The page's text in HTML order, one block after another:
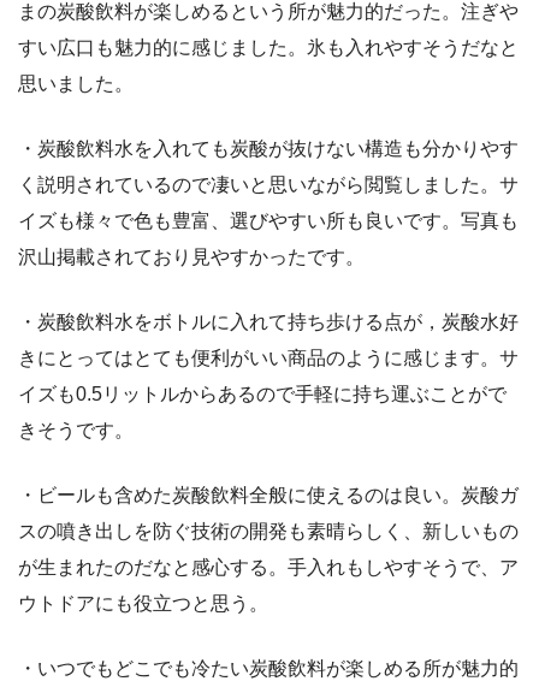
まの炭酸飲料が楽しめるという所が魅力的だった。注ぎや
すい広口も魅力的に感じました。氷も入れやすそうだなと
思いました。
・炭酸飲料水を入れても炭酸が抜けない構造も分かりやす
く説明されているので凄いと思いながら閲覧しました。サ
イズも様々で色も豊富、選びやすい所も良いです。写真も
沢山掲載されており見やすかったです。
・炭酸飲料水をボトルに入れて持ち歩ける点が，炭酸水好
きにとってはとても便利がいい商品のように感じます。サ
イズも0.5リットルからあるので手軽に持ち運ぶことがで
きそうです。
・ビールも含めた炭酸飲料全般に使えるのは良い。炭酸ガ
スの噴き出しを防ぐ技術の開発も素晴らしく、新しいもの
が生まれたのだなと感心する。手入れもしやすそうで、ア
ウトドアにも役立つと思う。
・いつでもどこでも冷たい炭酸飲料が楽しめる所が魅力的